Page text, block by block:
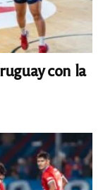
con la